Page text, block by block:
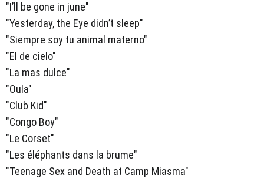
"I’ll be gone in june"
"Yesterday, the Eye didn’t sleep"
"Siempre soy tu animal materno"
"El de cielo"
"La mas dulce"
"Oula"
"Club Kid"
"Congo Boy"
"Le Corset"
"Les éléphants dans la brume"
"Teenage Sex and Death at Camp Miasma"